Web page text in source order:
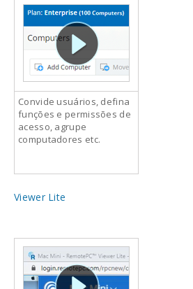
Convide usuários, defina
funções e permissões de
acesso, agrupe
computadores etc.
Viewer Lite